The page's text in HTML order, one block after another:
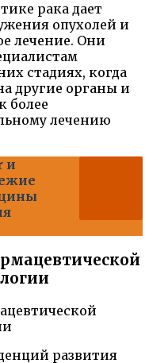
рака дает
опухолей и
лечение. Они
стадиях, когда
другие органы и
более
лечению
и
развития